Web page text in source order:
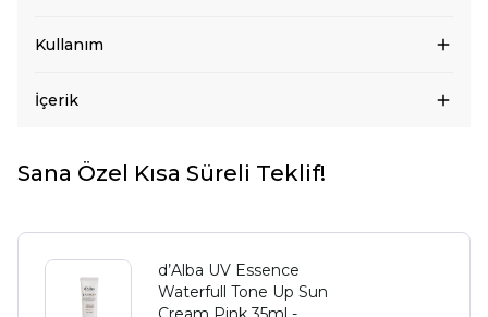
Kullanım
İçerik
Sana Özel Kısa Süreli Teklif!
d’Alba UV Essence
Waterfull Tone Up Sun